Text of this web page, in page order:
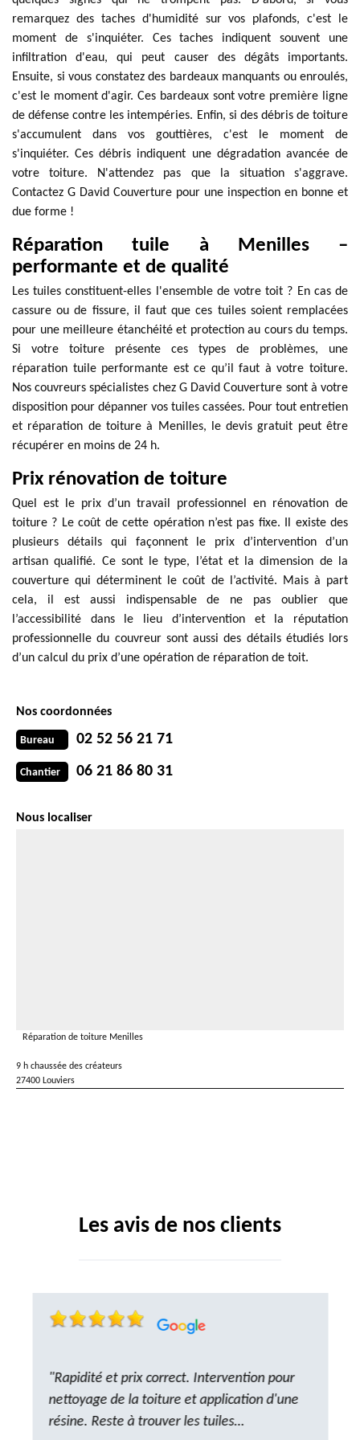
remarquez des taches d'humidité sur vos plafonds, c'est le
moment de s'inquiéter. Ces taches indiquent souvent une
infiltration d'eau, qui peut causer des dégâts importants.
Ensuite, si vous constatez des bardeaux manquants ou enroulés,
c'est le moment d'agir. Ces bardeaux sont votre première ligne
de défense contre les intempéries. Enfin, si des débris de toiture
s'accumulent dans vos gouttières, c'est le moment de
s'inquiéter. Ces débris indiquent une dégradation avancée de
votre toiture. N'attendez pas que la situation s'aggrave.
Contactez G David Couverture pour une inspection en bonne et
due forme !
Réparation tuile à Menilles –
performante et de qualité
Les tuiles constituent-elles l'ensemble de votre toit ? En cas de
cassure ou de fissure, il faut que ces tuiles soient remplacées
pour une meilleure étanchéité et protection au cours du temps.
Si votre toiture présente ces types de problèmes, une
réparation tuile performante est ce qu’il faut à votre toiture.
Nos couvreurs spécialistes chez G David Couverture sont à votre
disposition pour dépanner vos tuiles cassées. Pour tout entretien
et réparation de toiture à Menilles, le devis gratuit peut être
récupérer en moins de 24 h.
Prix rénovation de toiture
Quel est le prix d’un travail professionnel en rénovation de
toiture ? Le coût de cette opération n’est pas fixe. Il existe des
plusieurs détails qui façonnent le prix d’intervention d’un
artisan qualifié. Ce sont le type, l’état et la dimension de la
couverture qui déterminent le coût de l’activité. Mais à part
cela, il est aussi indispensable de ne pas oublier que
l’accessibilité dans le lieu d’intervention et la réputation
professionnelle du couvreur sont aussi des détails étudiés lors
d’un calcul du prix d’une opération de réparation de toit.
Nos coordonnées
Bureau 02 52 56 21 71
Chantier 06 21 86 80 31
Nous localiser
Réparation de toiture Menilles
9 h chaussée des créateurs
27400 Louviers
Les avis de nos clients
"Rapidité et prix correct. Intervention pour
nettoyage de la toiture et application d'une
résine. Reste à trouver les tuiles